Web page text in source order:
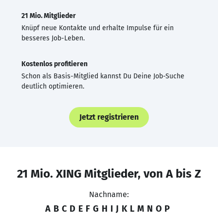
21 Mio. Mitglieder
Knüpf neue Kontakte und erhalte Impulse für ein
besseres Job-Leben.
Kostenlos profitieren
Schon als Basis-Mitglied kannst Du Deine Job-Suche
deutlich optimieren.
Jetzt registrieren
21 Mio. XING Mitglieder, von A bis Z
Nachname:
A B C D E F G H I J K L M N O P